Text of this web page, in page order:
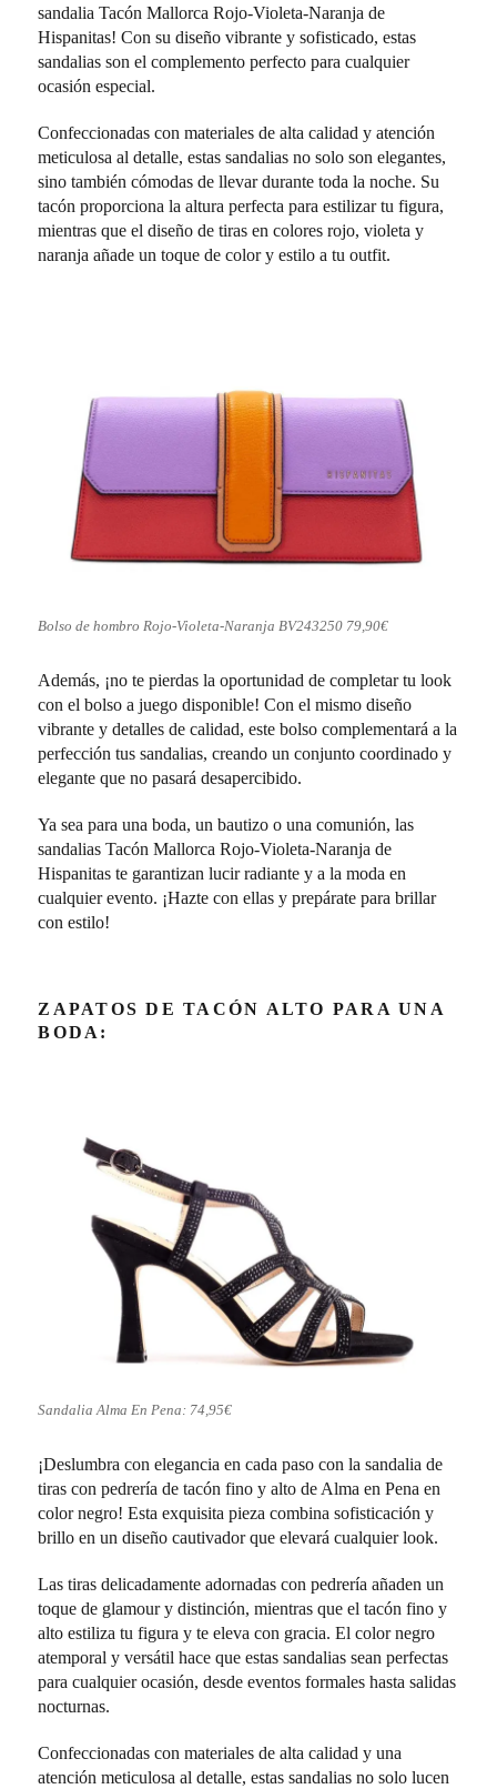
sandalia Tacón Mallorca Rojo-Violeta-Naranja de
Hispanitas! Con su diseño vibrante y sofisticado, estas
sandalias son el complemento perfecto para cualquier
ocasión especial.
Confeccionadas con materiales de alta calidad y atención
meticulosa al detalle, estas sandalias no solo son elegantes,
sino también cómodas de llevar durante toda la noche. Su
tacón proporciona la altura perfecta para estilizar tu figura,
mientras que el diseño de tiras en colores rojo, violeta y
naranja añade un toque de color y estilo a tu outfit.
Bolso de hombro Rojo-Violeta-Naranja BV243250 79,90€
Además, ¡no te pierdas la oportunidad de completar tu look
con el bolso a juego disponible! Con el mismo diseño
vibrante y detalles de calidad, este bolso complementará a la
perfección tus sandalias, creando un conjunto coordinado y
elegante que no pasará desapercibido.
Ya sea para una boda, un bautizo o una comunión, las
sandalias Tacón Mallorca Rojo-Violeta-Naranja de
Hispanitas te garantizan lucir radiante y a la moda en
cualquier evento. ¡Hazte con ellas y prepárate para brillar
con estilo!
ZAPATOS DE TACÓN ALTO PARA UNA
BODA:
Sandalia Alma En Pena: 74,95€
¡Deslumbra con elegancia en cada paso con la sandalia de
tiras con pedrería de tacón fino y alto de Alma en Pena en
color negro! Esta exquisita pieza combina sofisticación y
brillo en un diseño cautivador que elevará cualquier look.
Las tiras delicadamente adornadas con pedrería añaden un
toque de glamour y distinción, mientras que el tacón fino y
alto estiliza tu figura y te eleva con gracia. El color negro
atemporal y versátil hace que estas sandalias sean perfectas
para cualquier ocasión, desde eventos formales hasta salidas
nocturnas.
Confeccionadas con materiales de alta calidad y una
atención meticulosa al detalle, estas sandalias no solo lucen